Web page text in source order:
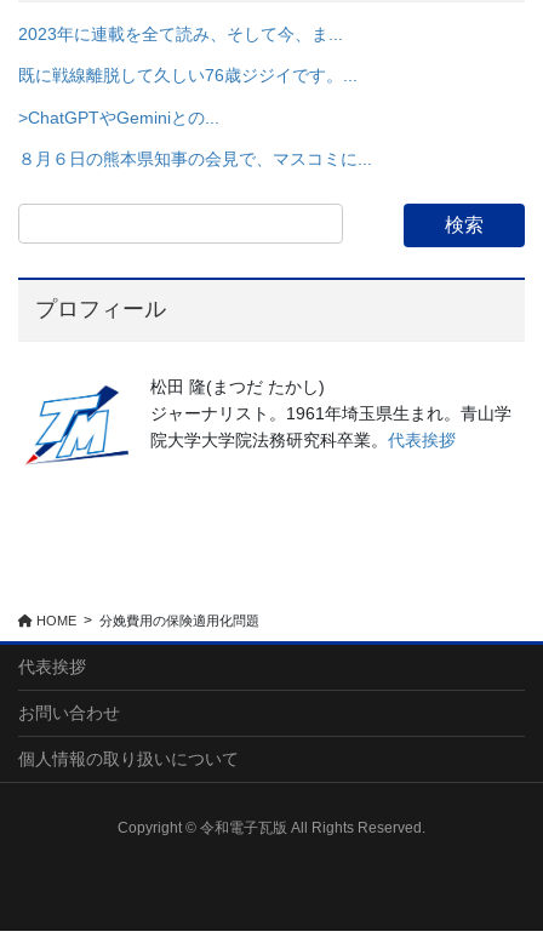
2023年に連載を全て読み、そして今、ま...
既に戦線離脱して久しい76歳ジジイです。...
>ChatGPTやGeminiとの...
８月６日の熊本県知事の会見で、マスコミに...
プロフィール
松田 隆(まつだ たかし)
ジャーナリスト。1961年埼玉県生まれ。青山学
院大学大学院法務研究科卒業。 代表挨拶
HOME 分娩費用の保険適用化問題
代表挨拶
お問い合わせ
個人情報の取り扱いについて
Copyright © 令和電子瓦版 All Rights Reserved.